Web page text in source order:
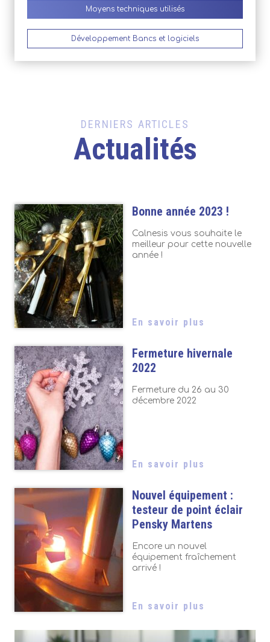
Moyens techniques utilisés
Développement Bancs et logiciels
DERNIERS ARTICLES
Actualités
Bonne année 2023 !
Calnesis vous souhaite le
meilleur pour cette nouvelle
année !
En savoir plus
Fermeture hivernale
2022
Fermeture du 26 au 30
décembre 2022
En savoir plus
Nouvel équipement :
testeur de point éclair
Pensky Martens
Encore un nouvel
équipement fraîchement
arrivé !
En savoir plus